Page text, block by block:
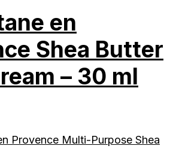
en
Shea Butter
– 30 ml